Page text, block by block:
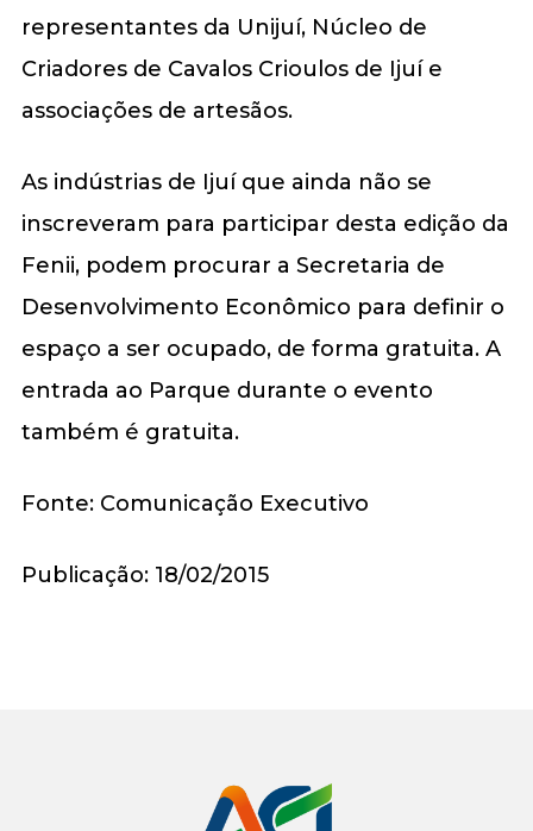
representantes da Unijuí, Núcleo de
Criadores de Cavalos Crioulos de Ijuí e
associações de artesãos.
As indústrias de Ijuí que ainda não se
inscreveram para participar desta edição da
Fenii, podem procurar a Secretaria de
Desenvolvimento Econômico para definir o
espaço a ser ocupado, de forma gratuita. A
entrada ao Parque durante o evento
também é gratuita.
Fonte: Comunicação Executivo
Publicação: 18/02/2015